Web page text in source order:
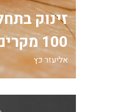
זינוק
100 מקרים חדשים
אליעזר כץ